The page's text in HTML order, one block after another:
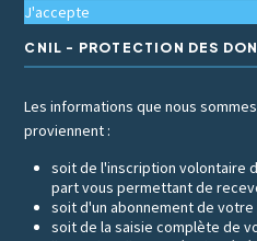
J'accepte
CNIL - PROTECTION DES
Les informations que nous
proviennent :
soit de l'inscription volontaire
part vous permettant de
soit d'un abonnement de votre
soit de la saisie complète de